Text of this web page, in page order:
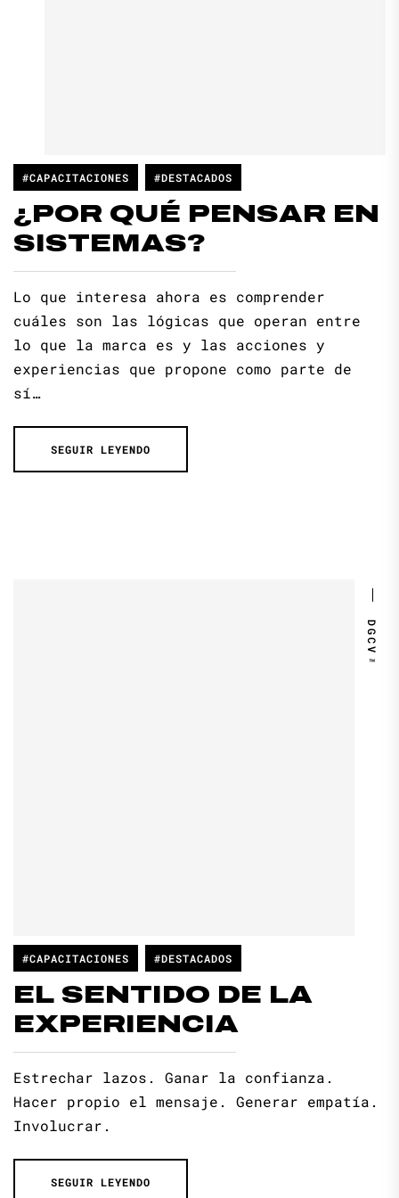
#CAPACITACIONES #DESTACADOS
¿POR QUÉ PENSAR EN
SISTEMAS?
Lo que interesa ahora es comprender
cuáles son las lógicas que operan entre
lo que la marca es y las acciones y
experiencias que propone como parte de
sí…
SEGUIR LEYENDO
DGCV™
#CAPACITACIONES #DESTACADOS
EL SENTIDO DE LA
EXPERIENCIA
Estrechar lazos. Ganar la confianza.
Hacer propio el mensaje. Generar empatía.
Involucrar.
SEGUIR LEYENDO